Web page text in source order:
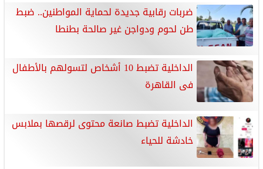
ضربات رقابية جديدة لحماية المواطنين.. ضبط
طن لحوم ودواجن غير صالحة بطنطا
الداخلية تضبط 10 أشخاص لتسولهم بالأطفال
فى القاهرة
الداخلية تضبط صانعة محتوى لرقصها بملابس
خادشة للحياء